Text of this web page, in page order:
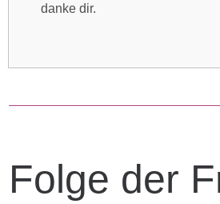
danke dir.
Folge der